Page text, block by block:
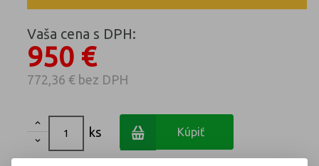
Vaša cena s DPH:
950 €
772,36 €bez DPH


ks Kúpiť